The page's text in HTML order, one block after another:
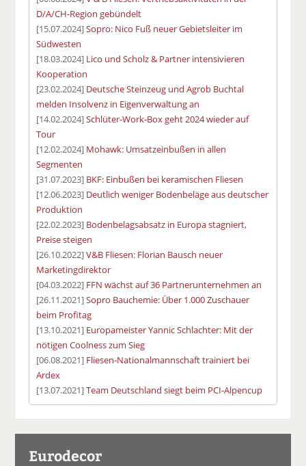
D/A/CH-Region gebündelt
[15.07.2024]Sopro: Nico Fuß neuer Gebietsleiter im
Südwesten
[18.03.2024] Lico und Scholz & Partner intensivieren
Kooperation
[23.02.2024] Deutsche Steinzeug und Agrob Buchtal
melden Insolvenz in Eigenverwaltung an
[14.02.2024]Schlüter-Work-Box geht 2024 wieder auf
Tour
[12.02.2024] Mohawk: Umsatzeinbußen in allen
Segmenten
[31.07.2023] BKF: Einbußen bei keramischen Fliesen
[12.06.2023] Deutlich weniger Bodenbeläge aus deutscher
Produktion
[22.02.2023] Bodenbelagsabsatz in Europa stagniert,
Preise steigen
[26.10.2022]V&B Fliesen: Florian Bausch neuer
Marketingdirektor
[04.03.2022] FFN wächst auf 36 Partnerunternehmen an
[26.11.2021]Sopro Bauchemie: Über 1.000 Zuschauer
beim Profitag
[13.10.2021] Europameister Yannic Schlachter: Mit der
nötigen Coolness zum Sieg
[06.08.2021] Fliesen-Nationalmannschaft trainiert bei
Ardex
[13.07.2021]Team Deutschland siegt beim PCI-Alpencup
Eurodecor